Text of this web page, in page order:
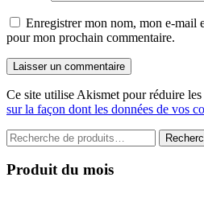
Enregistrer mon nom, mon e-mail
pour mon prochain commentaire.
Laisser un commentaire
Ce site utilise Akismet pour réduire les
sur la façon dont les données de vos
Recherche
pour :
Produit du mois